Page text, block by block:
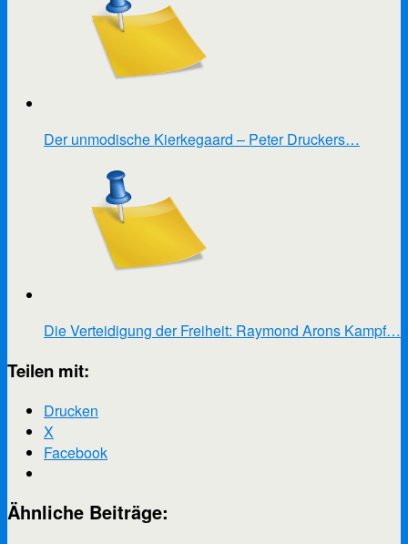
Der unmodische Kierkegaard – Peter Druckers…
Die Verteidigung der Freiheit: Raymond Arons Kampf…
Teilen mit:
Drucken
X
Facebook
Ähnliche Beiträge: